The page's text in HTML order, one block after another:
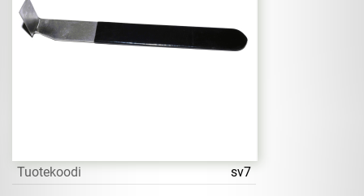
Tuotekoodi sv7